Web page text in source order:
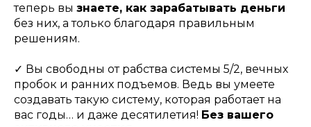
теперь вы знаете, как зарабатывать деньги
без них, а только благодаря правильным
решениям.
✓ Вы свободны от рабства системы 5/2, вечных
пробок и ранних подъемов. Ведь вы умеете
создавать такую систему, которая работает на
вас годы… и даже десятилетия! Без вашего